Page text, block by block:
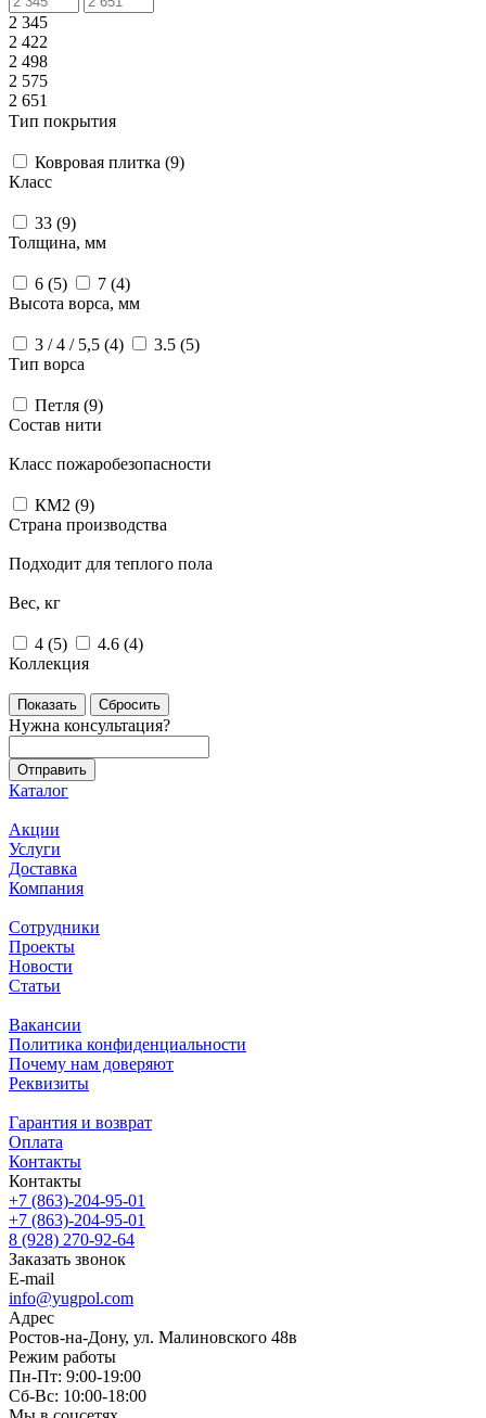
2 345
2 422
2 498
2 575
2 651
Тип покрытия
Ковровая плитка (9)
Класс
33 (9)
Толщина, мм
6 (5) 7 (4)
Высота ворса, мм
3 / 4 / 5,5 (4) 3.5 (5)
Тип ворса
Петля (9)
Состав нити
Класс пожаробезопасности
КМ2 (9)
Страна производства
Подходит для теплого пола
Вес, кг
4 (5) 4.6 (4)
Коллекция
Сбросить
Нужна консультация?
Каталог
Акции
Услуги
Доставка
Компания
Сотрудники
Проекты
Новости
Статьи
Вакансии
Политика конфиденциальности
Почему нам доверяют
Реквизиты
Гарантия и возврат
Оплата
Контакты
Контакты
+7 (863)-204-95-01
+7 (863)-204-95-01
8 (928) 270-92-64
Заказать звонок
E-mail
info@yugpol.com
Адрес
Ростов-на-Дону, ул. Малиновского 48в
Режим работы
Пн-Пт: 9:00-19:00
Cб-Вс: 10:00-18:00